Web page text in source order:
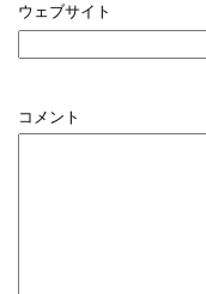
ウェブサイト
コメント